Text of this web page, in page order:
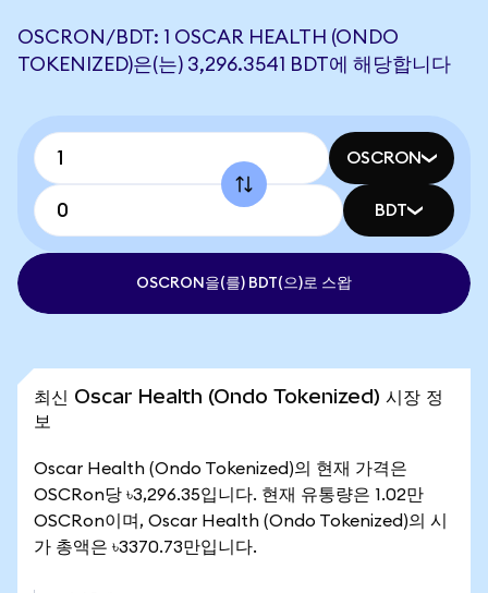
OSCRON/BDT: 1 OSCAR HEALTH (ONDO
TOKENIZED)은(는) 3,296.3541 BDT에 해당합니다
OSCRON
BDT
OSCRON을(를) BDT(으)로 스왑
최신 Oscar Health (Ondo Tokenized) 시장 정
보
Oscar Health (Ondo Tokenized)의 현재 가격은
OSCRon당 ৳3,296.35입니다. 현재 유통량은 1.02만
OSCRon이며, Oscar Health (Ondo Tokenized)의 시
가 총액은 ৳3370.73만입니다.